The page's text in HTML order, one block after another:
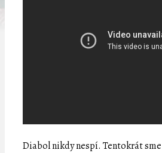
Diabol nikdy nespí. Tentokrát